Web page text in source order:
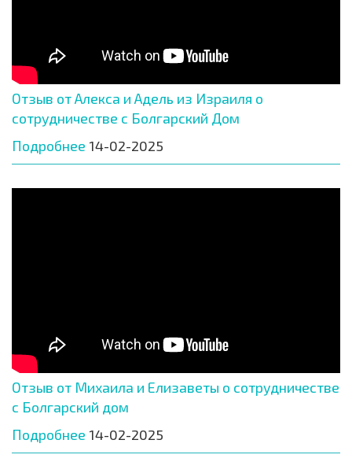
Отзыв от Алекса и Адель из Израиля о
сотрудничестве с Болгарский Дом
Подробнее 14-02-2025
Отзыв от Михаила и Елизаветы о сотрудничестве
с Болгарский дом
Подробнее 14-02-2025